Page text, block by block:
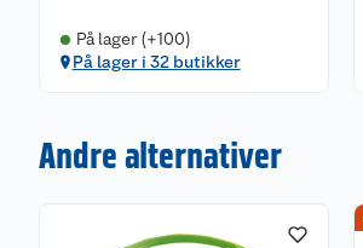
På lager (+100)
På lager i 32 butikker
Andre alternativer